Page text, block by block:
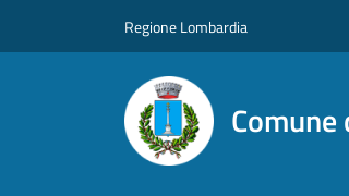
Regione Lombardia
Comune